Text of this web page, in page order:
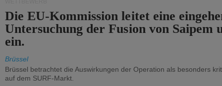
Die EU-Kommission leitet eine
Untersuchung der Fusion von Saipem
ein.
Brüssel
Brüssel betrachtet die Auswirkungen der Operation als besonders
auf dem SURF-Markt.